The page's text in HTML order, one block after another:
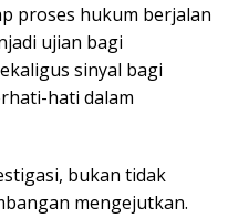
proses hukum berjalan
ujian bagi
sinyal bagi
hati dalam
bukan tidak
mengejutkan.